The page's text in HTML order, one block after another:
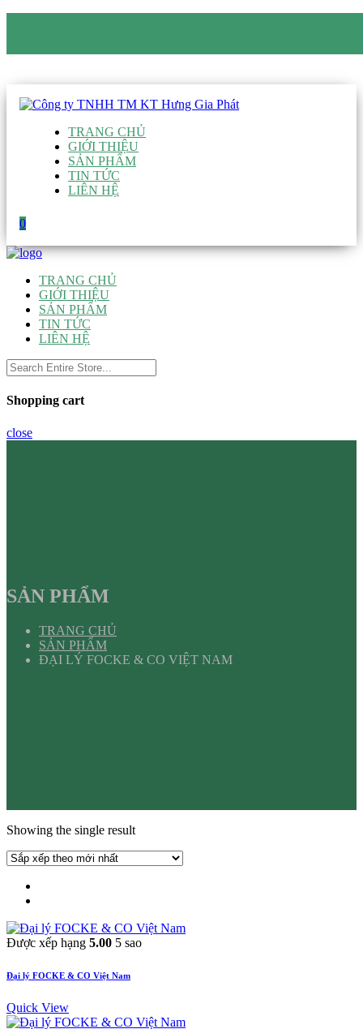
TRANG CHỦ
GIỚI THIỆU
SẢN PHẨM
TIN TỨC
LIÊN HỆ
0
TRANG CHỦ
GIỚI THIỆU
SẢN PHẨM
TIN TỨC
LIÊN HỆ
Shopping cart
close
SẢN PHẨM
TRANG CHỦ
SẢN PHẨM
ĐẠI LÝ FOCKE & CO VIỆT NAM
Showing the single result
Được xếp hạng 5.00 5 sao
Đại lý FOCKE & CO Việt Nam
Quick View